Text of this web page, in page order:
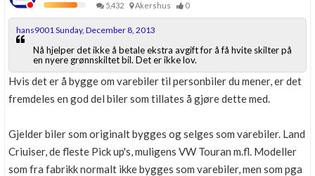
5,432
Akershus 0
hans9001 Sunday, December 8, 2013
Nå hjelper det ikke å betale ekstra avgift for å få hvite skilter på
en nyere grønnskiltet bil. Det er ikke lov.
Hvis det er å bygge om varebiler til personbiler du mener, er det
fremdeles en god del biler som tillates å gjøre dette med.
Gjelder biler som originalt bygges og selges som varebiler. Land
Criuiser, de fleste Pick up's, muligens VW Touran m.fl. Modeller
som fra fabrikk normalt ikke bygges som varebiler, men som pga